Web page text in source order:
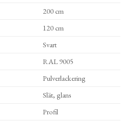
200 cm
120 cm
Svart
RAL 9005
Pulverlackering
Slät, glans
Profil